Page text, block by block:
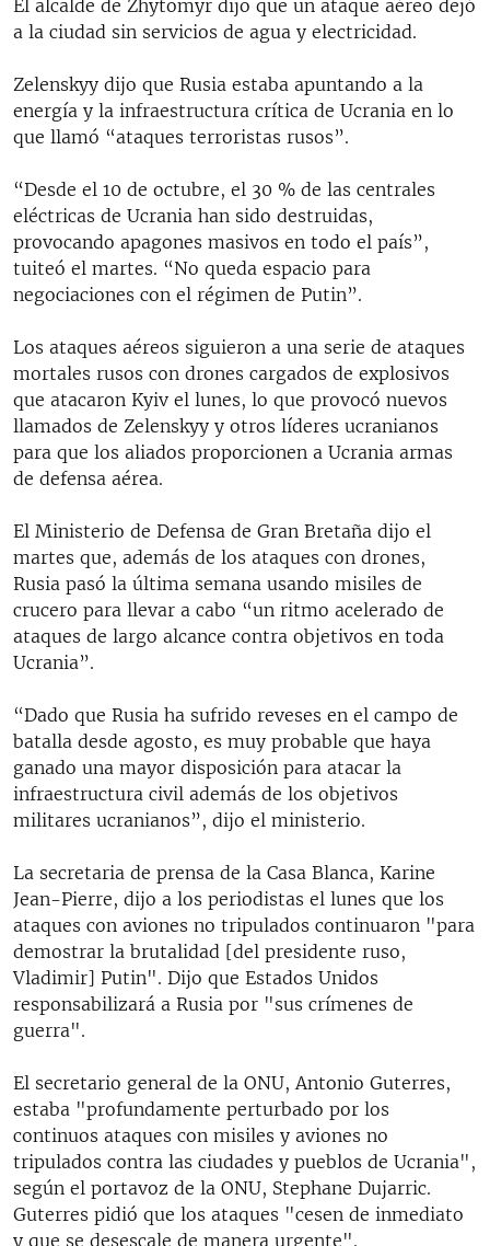
El alcalde de Zhytomyr dijo que un ataque aéreo dejó
a la ciudad sin servicios de agua y electricidad.
Zelenskyy dijo que Rusia estaba apuntando a la
energía y la infraestructura crítica de Ucrania en lo
que llamó “ataques terroristas rusos”.
“Desde el 10 de octubre, el 30 % de las centrales
eléctricas de Ucrania han sido destruidas,
provocando apagones masivos en todo el país”,
tuiteó el martes. “No queda espacio para
negociaciones con el régimen de Putin”.
Los ataques aéreos siguieron a una serie de ataques
mortales rusos con drones cargados de explosivos
que atacaron Kyiv el lunes, lo que provocó nuevos
llamados de Zelenskyy y otros líderes ucranianos
para que los aliados proporcionen a Ucrania armas
de defensa aérea.
El Ministerio de Defensa de Gran Bretaña dijo el
martes que, además de los ataques con drones,
Rusia pasó la última semana usando misiles de
crucero para llevar a cabo “un ritmo acelerado de
ataques de largo alcance contra objetivos en toda
Ucrania”.
“Dado que Rusia ha sufrido reveses en el campo de
batalla desde agosto, es muy probable que haya
ganado una mayor disposición para atacar la
infraestructura civil además de los objetivos
militares ucranianos”, dijo el ministerio.
La secretaria de prensa de la Casa Blanca, Karine
Jean-Pierre, dijo a los periodistas el lunes que los
ataques con aviones no tripulados continuaron "para
demostrar la brutalidad [del presidente ruso,
Vladimir] Putin". Dijo que Estados Unidos
responsabilizará a Rusia por "sus crímenes de
guerra".
El secretario general de la ONU, Antonio Guterres,
estaba "profundamente perturbado por los
continuos ataques con misiles y aviones no
tripulados contra las ciudades y pueblos de Ucrania",
según el portavoz de la ONU, Stephane Dujarric.
Guterres pidió que los ataques "cesen de inmediato
y que se desescale de manera urgente".